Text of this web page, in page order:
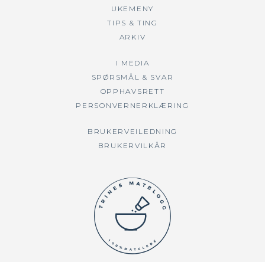
UKEMENY
TIPS & TING
ARKIV
I MEDIA
SPØRSMÅL & SVAR
OPPHAVSRETT
PERSONVERNERKLÆRING
BRUKERVEILEDNING
BRUKERVILKÅR